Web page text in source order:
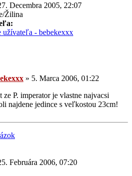
Decembra 2005, 22:07
Žilina
užívateľa - bebekexxx
» 5. Marca 2006, 01:22
ze P. imperator je vlastne najvacsi
najdene jedince s veľkostou 23cm!
Februára 2006, 07:20